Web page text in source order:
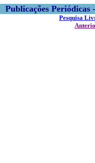
Publicações
Pesquisa